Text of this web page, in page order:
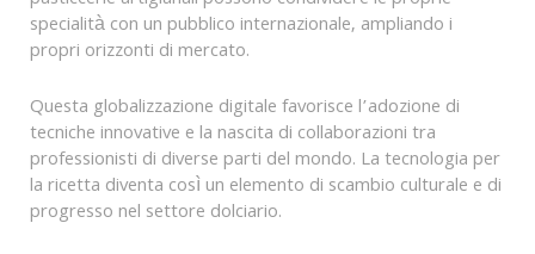
specialità con un pubblico internazionale, ampliando i
propri orizzonti di mercato.
Questa globalizzazione digitale favorisce l’adozione di
tecniche innovative e la nascita di collaborazioni tra
professionisti di diverse parti del mondo. La tecnologia per
la ricetta diventa così un elemento di scambio culturale e di
progresso nel settore dolciario.